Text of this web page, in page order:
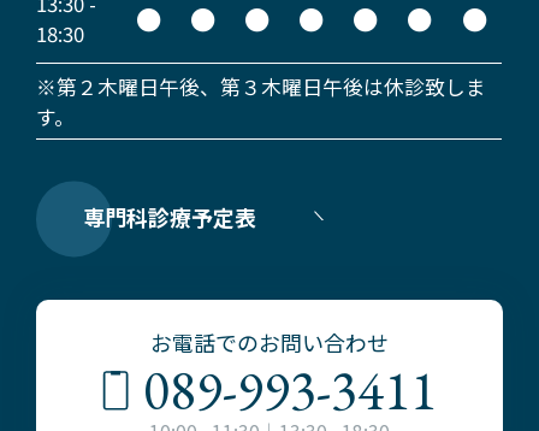
18:30
● ● ● ● ● ● ●
※第２木曜日午後、第３木曜日午後は休診致しま
す。
専門科診療予定表
お電話でのお問い合わせ
089-993-3411